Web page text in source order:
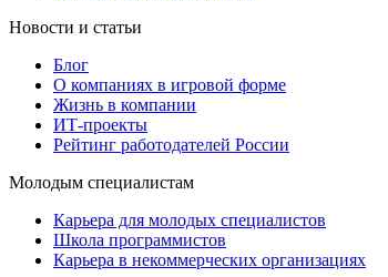
Новости и статьи
Блог
О компаниях в игровой форме
Жизнь в компании
ИТ-проекты
Рейтинг работодателей России
Молодым специалистам
Карьера для молодых специалистов
Школа программистов
Карьера в некоммерческих организациях